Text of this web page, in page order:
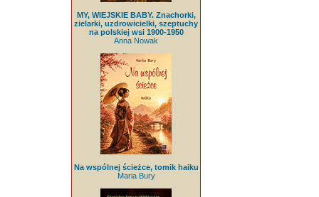
MY, WIEJSKIE BABY. Znachorki,
zielarki, uzdrowicielki, szeptuchy
na polskiej wsi 1900-1950
Anna Nowak
Na wspólnej ścieżce, tomik haiku
Maria Bury